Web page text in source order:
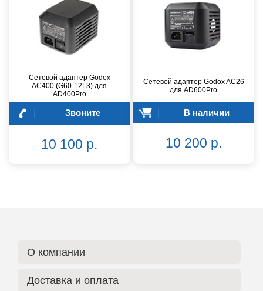
Сетевой адаптер Godox
AC400 (G60-12L3) для
AD400Pro
Звоните
10 100 р.
Сетевой адаптер Godox AC26
для AD600Pro
В наличии
10 200 р.
О компании
Доставка и оплата